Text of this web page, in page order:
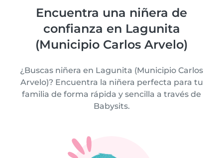
Encuentra una niñera de
confianza en Lagunita
(Municipio Carlos Arvelo)
¿Buscas niñera en Lagunita (Municipio Carlos
Arvelo)? Encuentra la niñera perfecta para tu
familia de forma rápida y sencilla a través de
Babysits.